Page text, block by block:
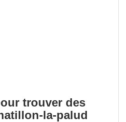
trouver des
la-palud